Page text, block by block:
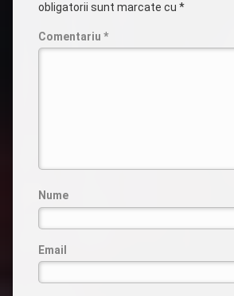
obligatorii sunt marcate cu *
Comentariu *
Nume
Email